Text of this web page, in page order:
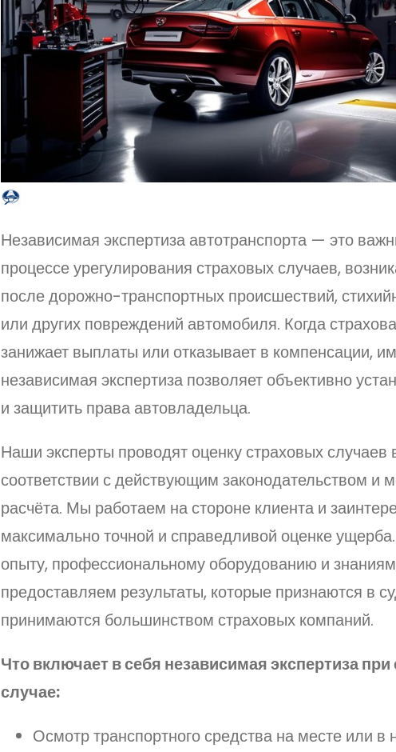
Независимая экспертиза автотранспорта — это
процессе урегулирования страховых случаев,
после дорожно-транспортных происшествий,
или других повреждений автомобиля. Когда
занижает выплаты или отказывает в компенсации,
независимая экспертиза позволяет объективно
и защитить права автовладельца.
Наши эксперты проводят оценку страховых случаев
соответствии с действующим законодательством и
расчёта. Мы работаем на стороне клиента и
максимально точной и справедливой оценке
опыту, профессиональному оборудованию и
предоставляем результаты, которые признаются в
принимаются большинством страховых компаний.
Что включает в себя независимая экспертиза
случае:
Осмотр транспортного средства на месте или